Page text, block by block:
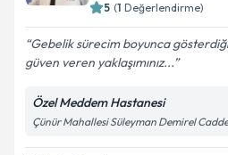
5 (1 Değerlendirme)
Gebelik sürecim boyunca
güven veren yaklaşımınız...
Özel Meddem Hastanesi
Çünür Mahallesi Süleyman Demirel